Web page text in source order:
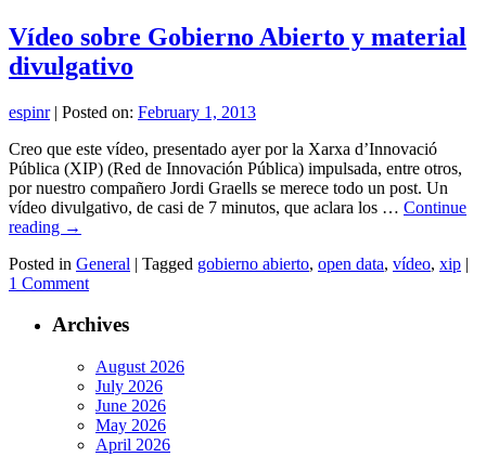
Vídeo sobre Gobierno Abierto y material
divulgativo
espinr| Posted on: February 1, 2013
Creo que este vídeo, presentado ayer por la Xarxa d’Innovació
Pública (XIP) (Red de Innovación Pública) impulsada, entre otros,
por nuestro compañero Jordi Graells se merece todo un post. Un
vídeo divulgativo, de casi de 7 minutos, que aclara los … Continue
reading →
Posted in General | Tagged gobierno abierto, open data, vídeo, xip |
1 Comment
Archives
August 2026
July 2026
June 2026
May 2026
April 2026